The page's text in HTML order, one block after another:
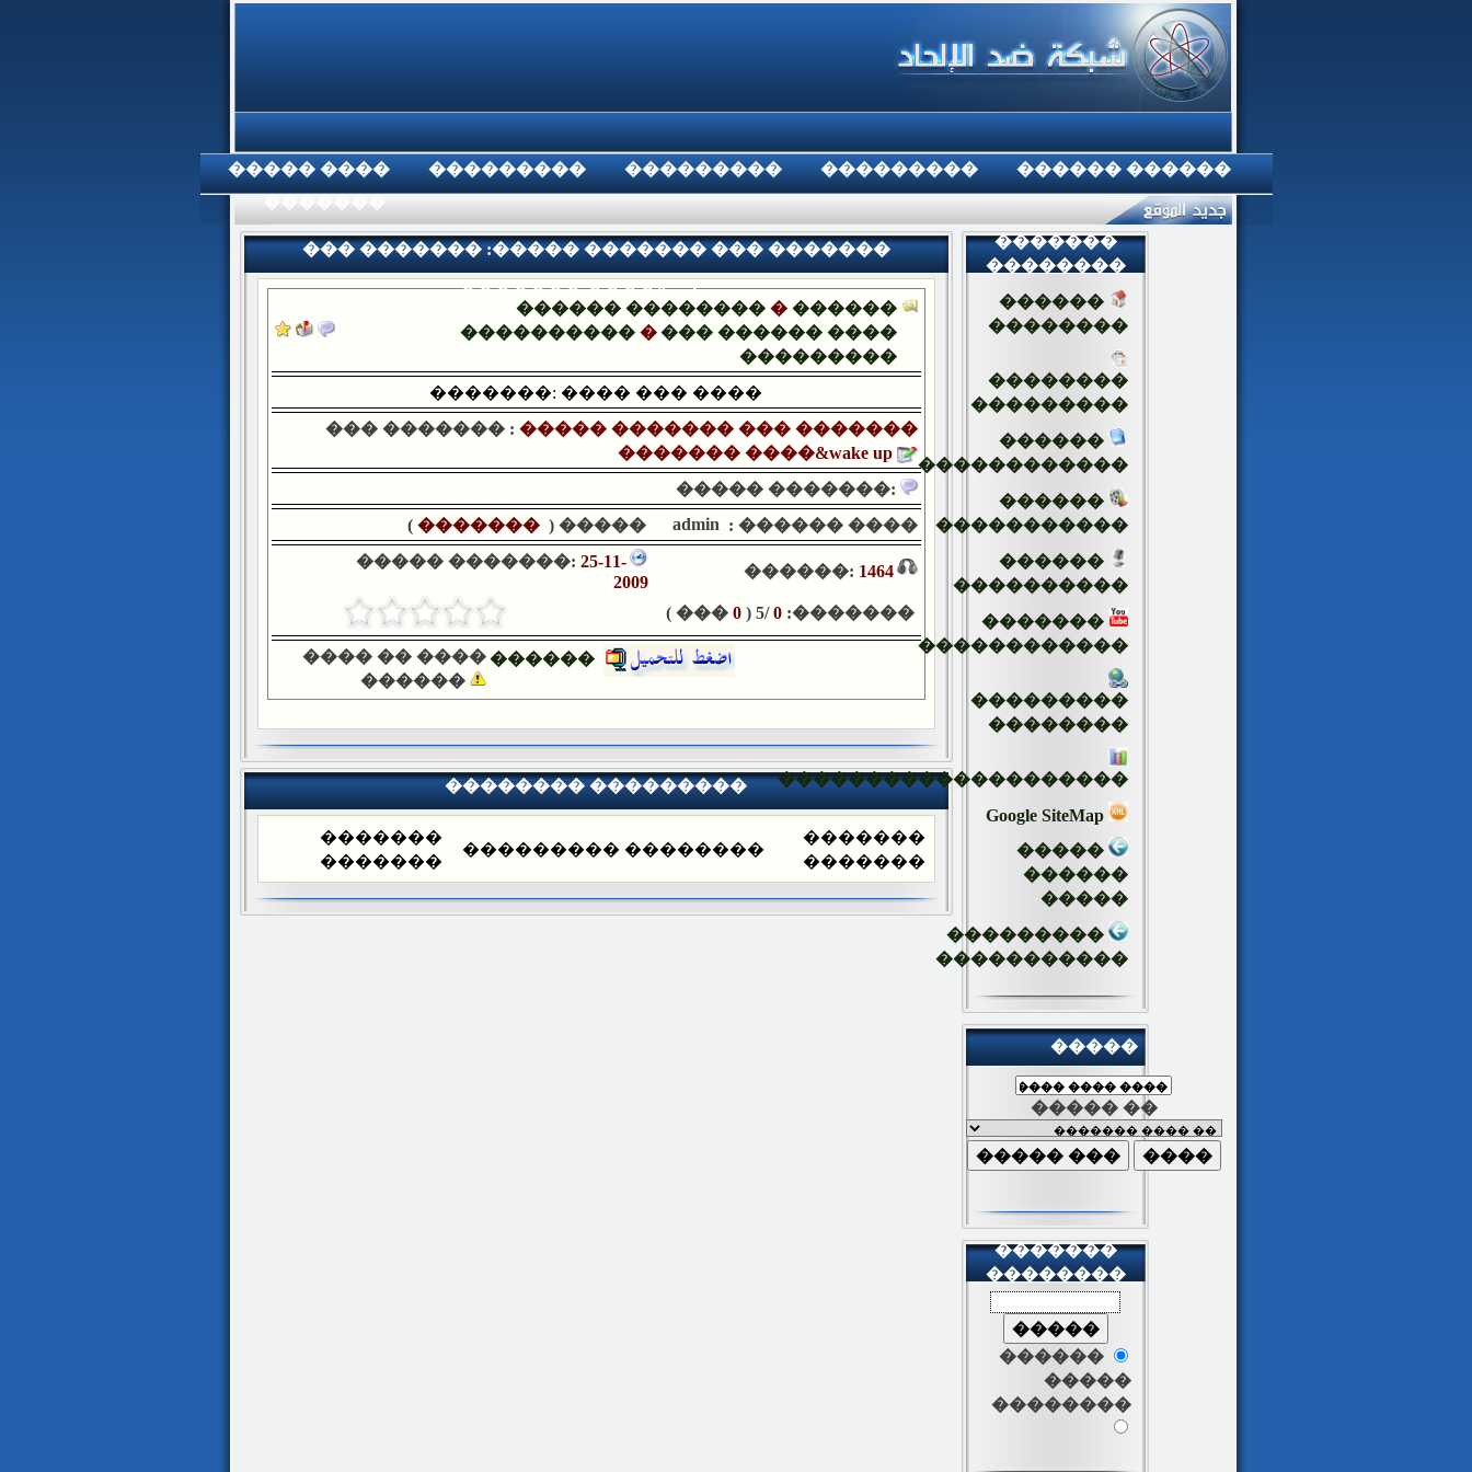
���� ����� ��������� ��������� ���������
������ ������
��� ������� :����� ������� ��� �������
������� ����&wake up
������ ��������� ������
����������� ��� ������ ����
���������
�������: ���� ��� ����
��� ������� : ����� ������� ��� �������
������� ����&wake up
����� �������:
���� ������ :
admin
����� (
�������
)
����� �������: 25-11-
2009
������: 1464
�������:
0
/5 (
0
��� )
���� �� ����
������
������
�������� ���������
�������
�������
�������� ���������
�������
�������
�������
��������
������
��������
��������
���������
������
������������
������
�����������
������
����������
�������
������������
���������
��������
��������������������
�����
������
�����
���������
�����������
�����
����� ��
�������
��������
������
�����
��������